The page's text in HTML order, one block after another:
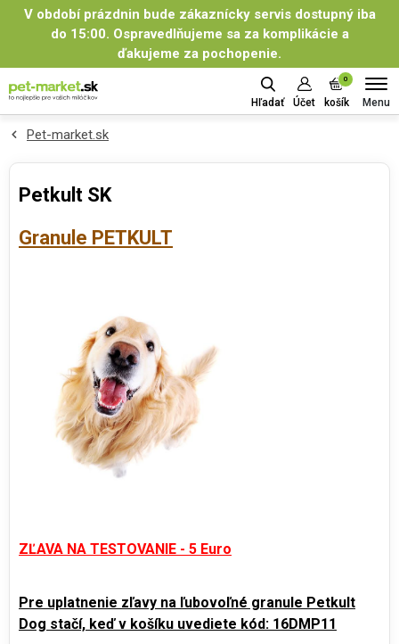
V období prázdnin bude zákaznícky servis dostupný iba
do 15:00. Ospravedlňujeme sa za komplikácie a
ďakujeme za pochopenie.
Hľadať Účet
0
košík Menu
Pet-market.sk
Petkult SK
Granule PETKULT
ZĽAVA NA TESTOVANIE - 5 Euro
Pre uplatnenie zľavy na ľubovoľné granule Petkult
Dog stačí, keď v košíku uvediete kód: 16DMP11